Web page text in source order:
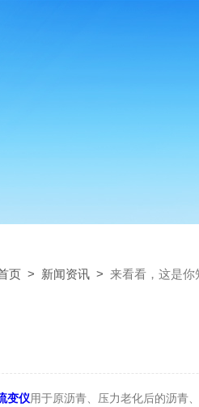
页 > 新闻资讯 > 来看看，这是你
变仪用于原沥青、压力老化后的沥青